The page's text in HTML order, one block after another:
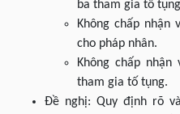
ba tham gia tố
Không chấp nhận
cho pháp nhân.
Không chấp
tham gia tố tụng.
Đề nghị: Quy định rõ